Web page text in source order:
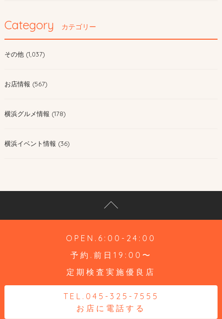
Category カテゴリー
その他 (1,037)
お店情報 (567)
横浜グルメ情報 (178)
横浜イベント情報 (36)
OPEN.6:00-24:00
予約.前日19:00〜
定期検査実施優良店
TEL.045-325-7555
お店に電話する